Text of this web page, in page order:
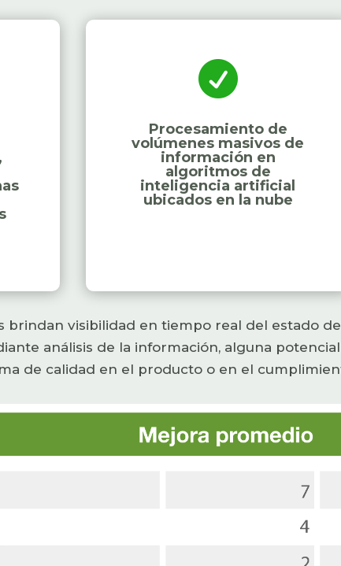

Procesamiento de
volúmenes masivos de
información en
algoritmos de
inteligencia artificial
ubicados en la nube
brindan visibilidad en tiempo real del estado
análisis de la información, alguna
de calidad en el producto o en el